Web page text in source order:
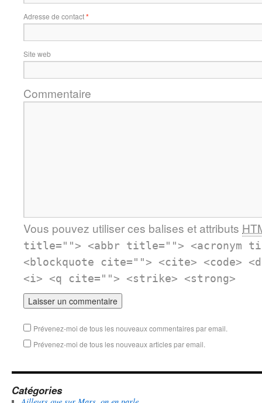
Adresse de contact*
Site web
Commentaire
Vous pouvez utiliser ces balises et attributs
title=""> <abbr title=""> <acronym
<blockquote cite=""> <cite> <code>
<i> <q cite=""> <strike> <strong>
Prévenez-moi de tous les nouveaux commentaires par email.
Prévenez-moi de tous les nouveaux articles par email.
Catégories